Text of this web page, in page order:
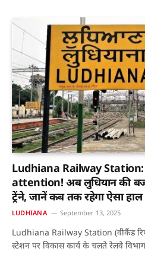
Ludhiana Railway
attention! अब लुधियान की
ट्रेंने, जानें कब तक रहेगा ऐसा हाल
LUDHIANA September 13, 2025
Ludhiana Railway Station (वीकैंड
स्टेशन पर विकास कार्य के चलते रेलवे